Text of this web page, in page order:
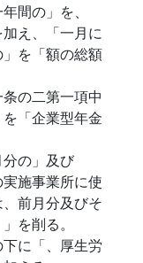
間の」を、
え、「一月に
を「額の総額
の二第一項中
「企業型年金
の」及び
施事業所に使
前月分及びそ
を削る。
に「、厚生労